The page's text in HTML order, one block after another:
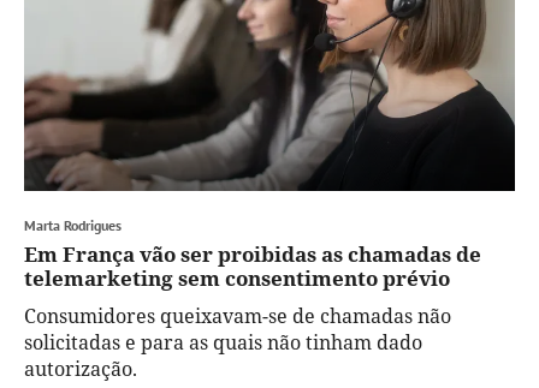
Marta Rodrigues
Em França vão ser proibidas as chamadas de
telemarketing sem consentimento prévio
Consumidores queixavam-se de chamadas não
solicitadas e para as quais não tinham dado
autorização.